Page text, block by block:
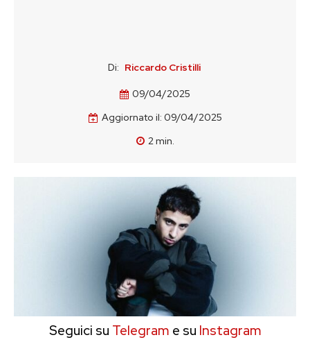
Di: Riccardo Cristilli
09/04/2025
Aggiornato il: 09/04/2025
2min.
Seguici su Telegram e su Instagram